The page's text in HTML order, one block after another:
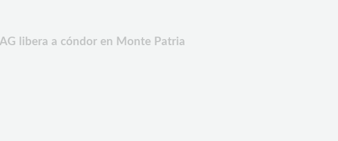
libera a cóndor en Monte Patria